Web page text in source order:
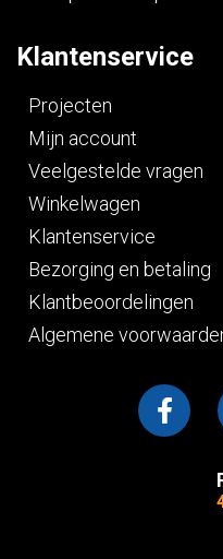
Klantenservice
Projecten
Mijn account
Veelgestelde vragen
Winkelwagen
Klantenservice
Bezorging en betaling
Klantbeoordelingen
Algemene